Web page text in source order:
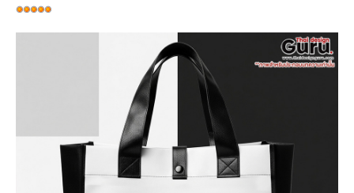
ให้
เรต